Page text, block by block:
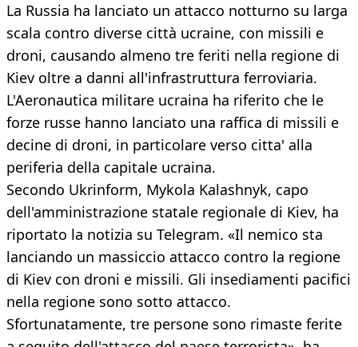
La Russia ha lanciato un attacco notturno su larga
scala contro diverse città ucraine, con missili e
droni, causando almeno tre feriti nella regione di
Kiev oltre a danni all'infrastruttura ferroviaria.
L'Aeronautica militare ucraina ha riferito che le
forze russe hanno lanciato una raffica di missili e
decine di droni, in particolare verso citta' alla
periferia della capitale ucraina.
Secondo Ukrinform, Mykola Kalashnyk, capo
dell'amministrazione statale regionale di Kiev, ha
riportato la notizia su Telegram. «Il nemico sta
lanciando un massiccio attacco contro la regione
di Kiev con droni e missili. Gli insediamenti pacifici
nella regione sono sotto attacco.
Sfortunatamente, tre persone sono rimaste ferite